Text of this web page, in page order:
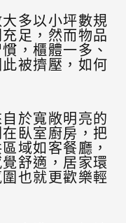
多以小坪數規
足，然而物品
，櫃體一多、
被擠壓，如何
於寬敞明亮的
臥室廚房，把
域如客餐廳，
舒適，居家環
也就更歡樂輕